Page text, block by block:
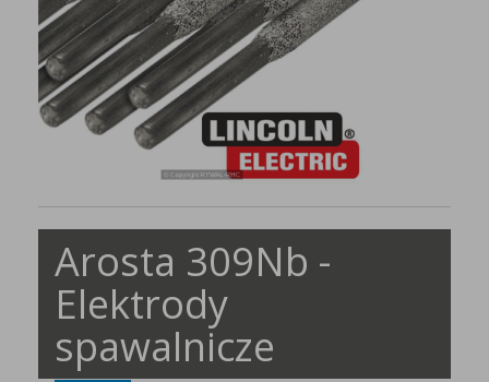
Arosta 309Nb -
Elektrody
spawalnicze